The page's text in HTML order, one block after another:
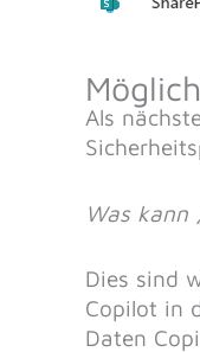
Als
Was kann
Dies sind
Copilot in
Daten